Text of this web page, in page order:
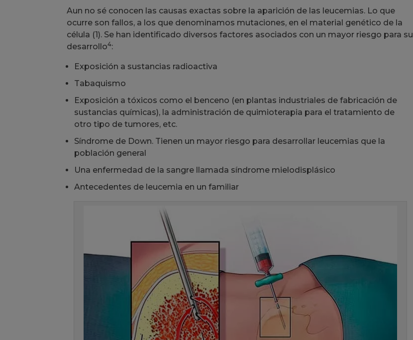
Aun no sé conocen las causas exactas sobre la aparición de las leucemias. Lo que
ocurre son fallos, a los que denominamos mutaciones, en el material genético de la
célula (1). Se han identificado diversos factores asociados con un mayor riesgo para su
desarrollo4:
Exposición a sustancias radioactiva
Tabaquismo
Exposición a tóxicos como el benceno (en plantas industriales de fabricación de
sustancias químicas), la administración de quimioterapia para el tratamiento de
otro tipo de tumores, etc.
Síndrome de Down. Tienen un mayor riesgo para desarrollar leucemias que la
población general
Una enfermedad de la sangre llamada síndrome mielodisplásico
Antecedentes de leucemia en un familiar